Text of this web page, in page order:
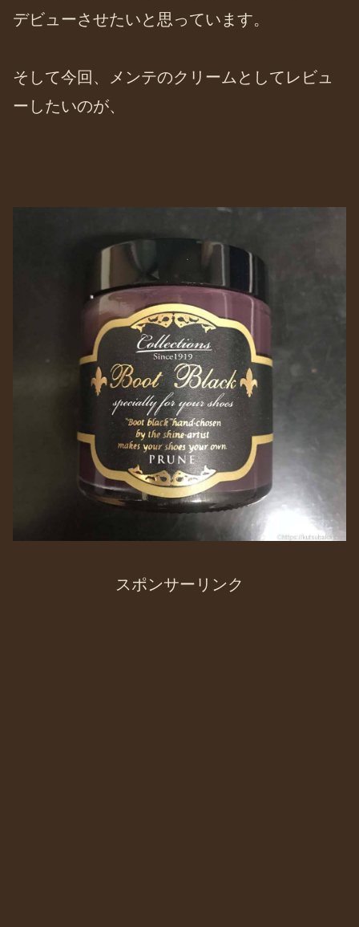
デビューさせたいと思っています。
そして今回、メンテのクリームとしてレビュ
ーしたいのが、
スポンサーリンク